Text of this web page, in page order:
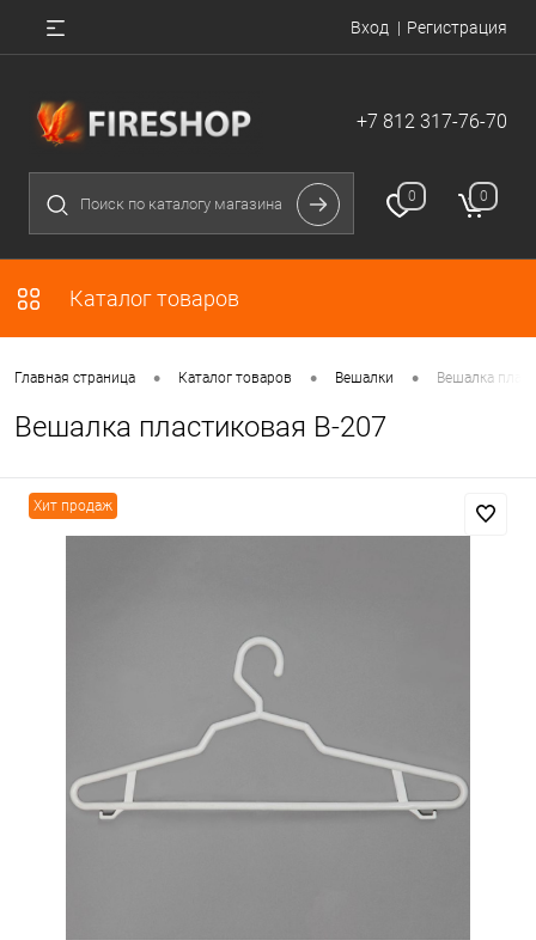
Вход Регистрация
+7 812 317-76-70
0 0
Каталог товаров
Главная страница • Каталог товаров • Вешалки • Вешалка
Вешалка пластиковая В-207
Хит продаж